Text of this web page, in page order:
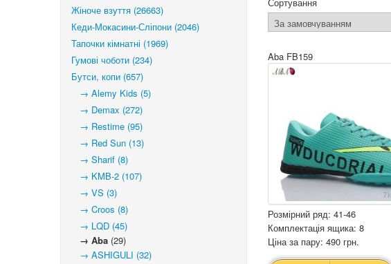
Жіноче взуття (26663)
Кеди-Мокасини-Сліпони (2046)
Тапочки кімнатні (1969)
Гумові чоботи (234)
Бутси, копи (657)
→ Alemy Kids (5)
→ Demax (272)
→ Restime (95)
→ Red Sun (13)
→ Sharif (8)
→ KMB-2 (107)
→ VS (3)
→ Croos (8)
→ LQD (45)
→ Aba (29)
→ ASHIGULI (32)
Aba FB159
Розмірний ряд: 41-46
Комплектація ящика: 8
Ціна за пару: 490 грн.